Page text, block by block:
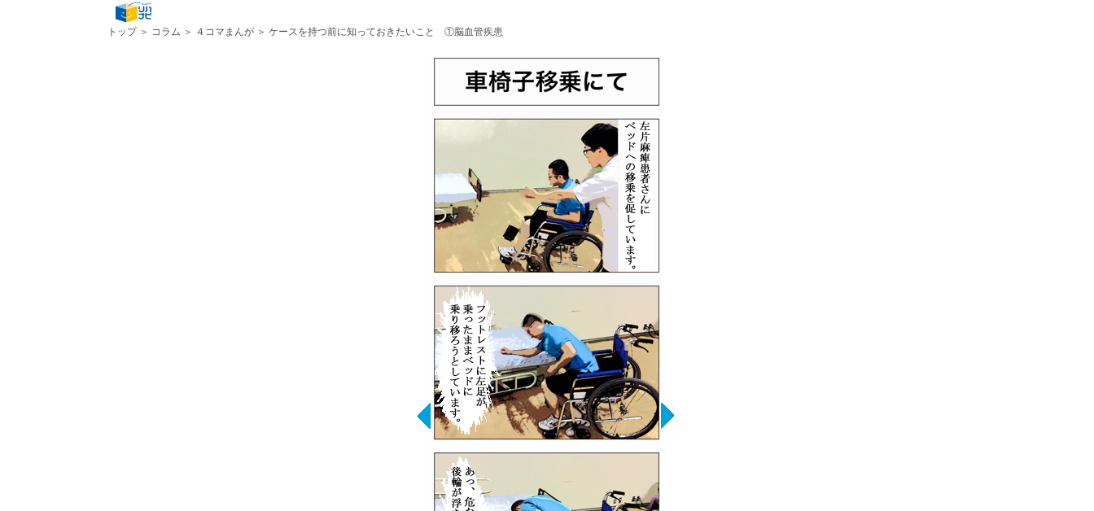
トップ＞ コラム ＞ ４コマまんが ＞ ケースを持つ前に知っておきたいこと ①脳血管疾患